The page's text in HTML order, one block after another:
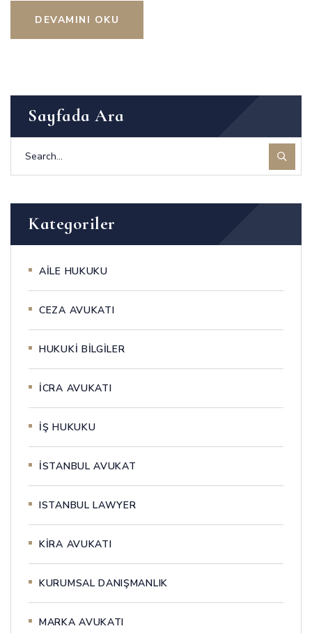
DEVAMINI OKU
Sayfada Ara
Kategoriler
AİLE HUKUKU
CEZA AVUKATI
HUKUKİ BİLGİLER
İCRA AVUKATI
İŞ HUKUKU
İSTANBUL AVUKAT
ISTANBUL LAWYER
KİRA AVUKATI
KURUMSAL DANIŞMANLIK
MARKA AVUKATI